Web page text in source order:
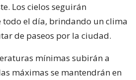
Los cielos seguirán
el día, brindando un clima
de paseos por la ciudad.
mínimas subirán a
máximas se mantendrán en